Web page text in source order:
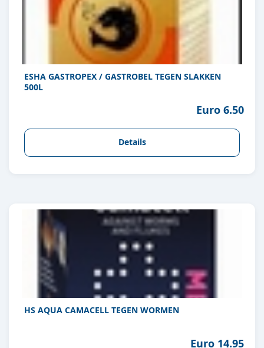
ESHA GASTROPEX / GASTROBEL TEGEN SLAKKEN
500L
Euro 6.50
Details
HS AQUA CAMACELL TEGEN WORMEN
Euro 14.95